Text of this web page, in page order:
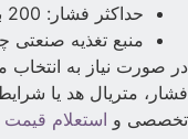
حداکثر فشار: 200 بار
منبع تغذیه صنعتی
در صورت نیاز به
فشار، متریال هد یا
تخصصی و استعلام قیمت